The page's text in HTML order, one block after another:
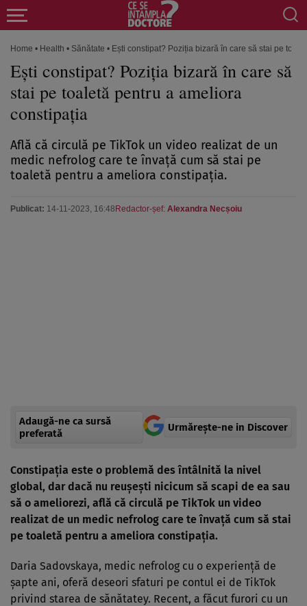
Home • Health • Sănătate • Ești constipat? Poziția bizară în care să stai pe
Ești constipat? Poziția bizară în care să
stai pe toaletă pentru a ameliora
constipația
Află că circulă pe TikTok un video realizat de un
medic nefrolog care te învață cum să stai pe
toaletă pentru a ameliora constipația.
Publicat: 14-11-2023, 16:48 Redactor-șef: Alexandra Necșoiu
Adaugă-ne ca sursă
preferată
Urmărește-ne in Discover
Constipația este o problemă des întâlnită la nivel
global, dar dacă nu reușești nicicum să scapi de ea sau
să o ameliorezi, află că circulă pe TikTok un video
realizat de un medic nefrolog care te învață cum să stai
pe toaletă pentru a ameliora constipația.
Daria Sadovskaya, medic nefrolog cu o experiență de
șapte ani, oferă deseori sfaturi pe contul ei de TikTok
privind starea de sănătatey. Recent, a făcut furori cu un